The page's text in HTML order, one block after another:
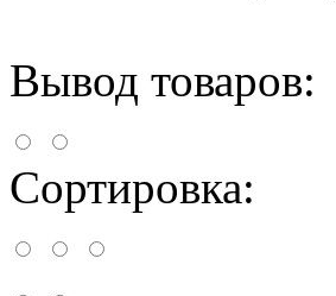
Вывод товаров:
Сортировка: